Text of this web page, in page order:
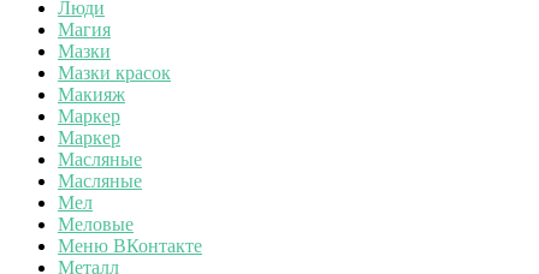
Люди
Магия
Мазки
Мазки красок
Макияж
Маркер
Маркер
Масляные
Масляные
Мел
Меловые
Меню ВКонтакте
Металл